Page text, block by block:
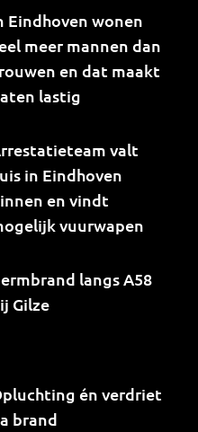
Eindhoven wonen
meer mannen dan
en dat maakt
lastig
valt
in Eindhoven
en vindt
vuurwapen
langs A58
Gilze
én verdriet
brand